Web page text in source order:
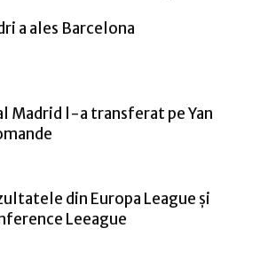
a ales Barcelona
Madrid l-a transferat pe Yan
din Europa League şi
Leeague